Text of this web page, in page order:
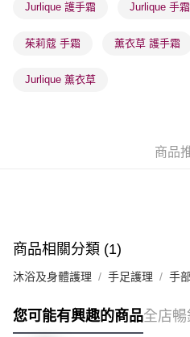
每筆HK$65.00，滿HK$300.00或
確認發貨後1-3 工作天送達，訂單
每筆HK$65.00，滿HK$300.00或以
每筆HK$20.00，滿HK$100.00或以
(澳門門市) 只顯示可選門市。確
澳門地區配送 - 確認發貨後1-4個工
Jurlique 護手霜 Jurlique 手霜
茱莉蔻 手霜 薰衣草 護手霜
Jurlique 薰衣草
商品
商品相關分類 (1)
沐浴及身體護理 手足護理 手
您可能有興趣的商品全店